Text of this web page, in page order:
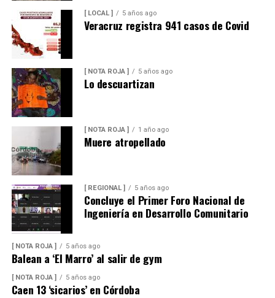
[ LOCAL ] 5 años ago
Veracruz registra 941 casos de Covid
[ NOTA ROJA ] 5 años ago
Lo descuartizan
[ NOTA ROJA ] 1 año ago
Muere atropellado
[ REGIONAL ] 5 años ago
Concluye el Primer Foro Nacional de
Ingeniería en Desarrollo Comunitario
[ NOTA ROJA ] 5 años ago
Balean a ‘El Marro’ al salir de gym
[ NOTA ROJA ] 5 años ago
Caen 13 ‘sicarios’ en Córdoba